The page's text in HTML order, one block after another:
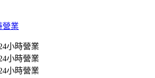
營業
小時營業
小時營業
小時營業